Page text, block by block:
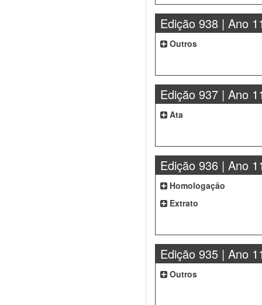
Edição 938 | Ano
Outros
Edição 937 | Ano
Ata
Edição 936 | Ano
Homologação
Extrato
Edição 935 | Ano
Outros